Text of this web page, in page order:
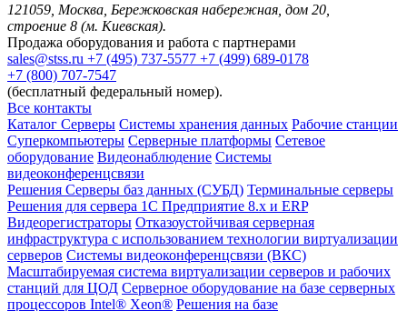
121059, Москва, Бережковская набережная, дом 20,
строение 8 (м. Киевская).
Продажа оборудования и работа с партнерами
sales@stss.ru +7 (495) 737-5577 +7 (499) 689-0178
+7 (800) 707-7547
(бесплатный федеральный номер).
Все контакты
Каталог Серверы Системы хранения данных Рабочие станции
Суперкомпьютеры Серверные платформы Сетевое
оборудование Видеонаблюдение Системы
видеоконференцсвязи
Решения Серверы баз данных (СУБД) Терминальные серверы
Решения для сервера 1С Предприятие 8.x и ERP
Видеорегистраторы Отказоустойчивая серверная
инфраструктура с использованием технологии виртуализации
серверов Системы видеоконференцсвязи (ВКС)
Масштабируемая система виртуализации серверов и рабочих
станций для ЦОД Серверное оборудование на базе серверных
процессоров Intel® Xeon® Решения на базе